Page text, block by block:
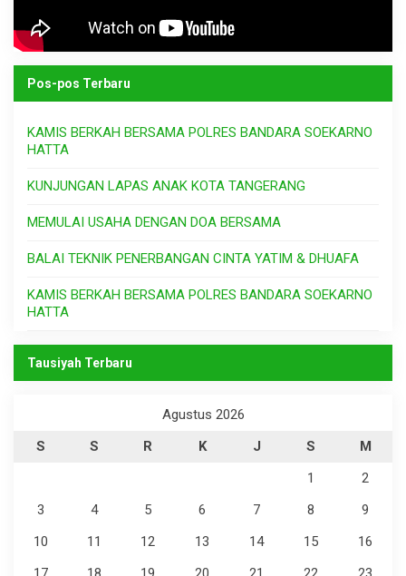
Pos-pos Terbaru
KAMIS BERKAH BERSAMA POLRES BANDARA SOEKARNO
HATTA
KUNJUNGAN LAPAS ANAK KOTA TANGERANG
MEMULAI USAHA DENGAN DOA BERSAMA
BALAI TEKNIK PENERBANGAN CINTA YATIM & DHUAFA
KAMIS BERKAH BERSAMA POLRES BANDARA SOEKARNO
HATTA
Tausiyah Terbaru
Agustus 2026
S
S R K J S
M
1
2
3
4 5 6 7 8
9
10
11 12 13 14 15
16